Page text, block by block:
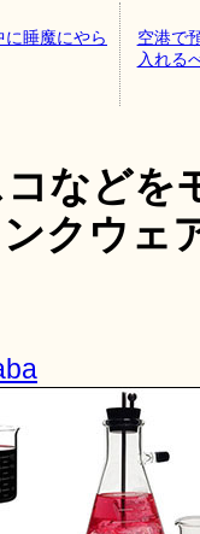
睡魔にやら
空港で
入れる
などを
クウェ